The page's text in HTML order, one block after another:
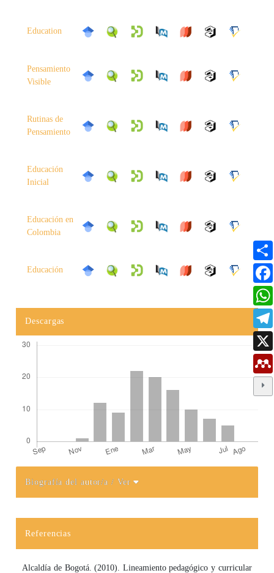
Education
Pensamiento
Visible
Rutinas de
Pensamiento
Educación
Inicial
Educación en
Colombia
Educación
Descargas
Biografía del autor/a/ Ver
Referencias
Alcaldía de Bogotá. (2010). Lineamiento pedagógico y curricular